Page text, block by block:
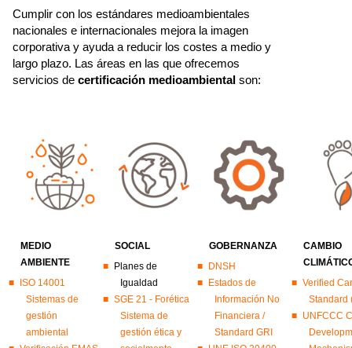
Cumplir con los estándares medioambientales
nacionales e internacionales mejora la imagen
corporativa y ayuda a reducir los costes a medio y
largo plazo. Las áreas en las que ofrecemos
servicios de certificación medioambiental son:
MEDIO
AMBIENTE
ISO 14001
Sistemas de
gestión
ambiental
SOCIAL
Planes de
Igualdad
SGE 21 - Forética
Sistema de
gestión ética y
GOBERNANZA
DNSH
Estados de
Información No
Financiera /
Standard GRI
CAMBIO
Verified
Standard
UNFCCC